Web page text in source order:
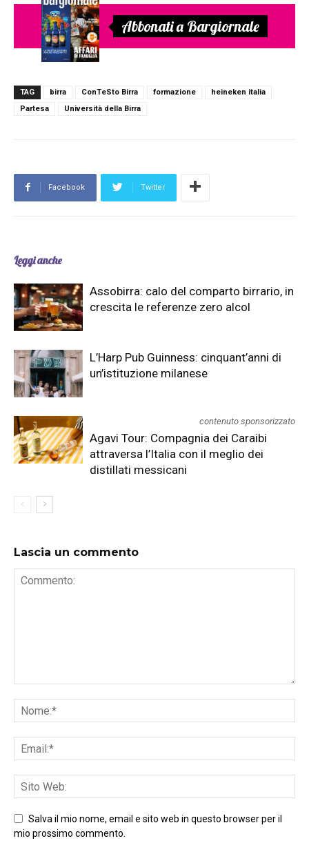
Abbonati a Bargiornale
TAG birra ConTeSto Birra formazione
heineken italia
Partesa
Università della Birra
Facebook Twitter
Leggi anche
Assobirra: calo del comparto birrario, in
crescita le referenze zero alcol
L’Harp Pub Guinness: cinquant’anni di
un’istituzione milanese
contenuto sponsorizzato
Agavi Tour: Compagnia dei Caraibi
attraversa l’Italia con il meglio dei
distillati messicani
Lascia un commento
Salva il mio nome, email e sito web in questo browser per il
mio prossimo commento.